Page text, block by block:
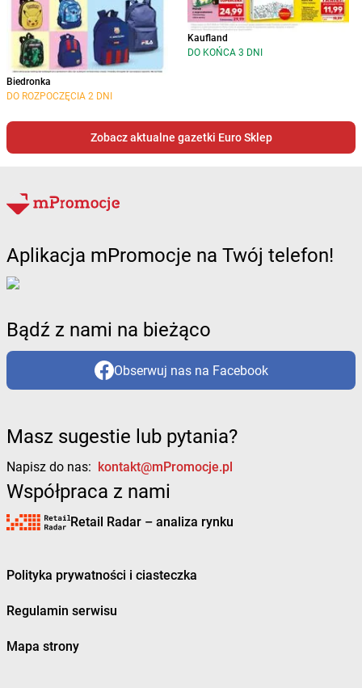
Biedronka
DO ROZPOCZĘCIA 2 DNI
Kaufland
DO KOŃCA 3 DNI
Zobacz aktualne gazetki Euro Sklep
Aplikacja mPromocje na Twój telefon!
Bądź z nami na bieżąco
Obserwuj nas na Facebook
Masz sugestie lub pytania?
Napisz do nas: kontakt@mPromocje.pl
Współpraca z nami
Retail Radar – analiza rynku
Polityka prywatności i ciasteczka
Regulamin serwisu
Mapa strony